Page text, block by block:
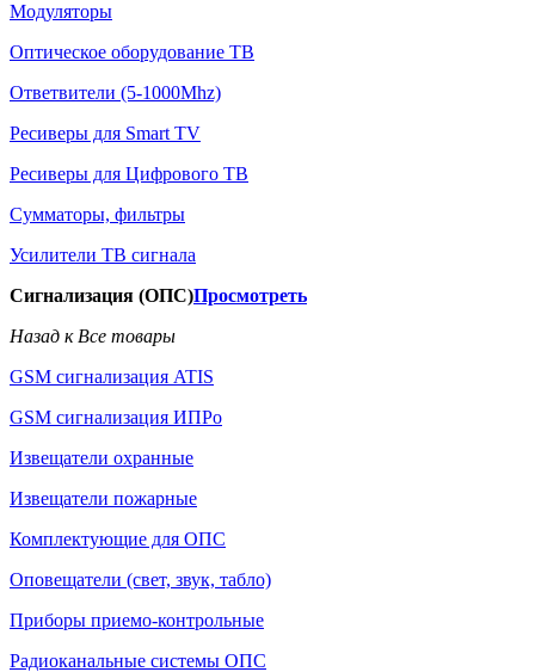
Модуляторы
Оптическое оборудование ТВ
Ответвители (5-1000Mhz)
Ресиверы для Smart TV
Ресиверы для Цифрового ТВ
Сумматоры, фильтры
Усилители ТВ сигнала
Сигнализация (ОПС)Просмотреть
Назад к Все товары
GSM сигнализация ATIS
GSM сигнализация ИПРо
Извещатели охранные
Извещатели пожарные
Комплектующие для ОПС
Оповещатели (свет, звук, табло)
Приборы приемо-контрольные
Радиоканальные системы ОПС